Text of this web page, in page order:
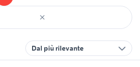
Dal più rilevante